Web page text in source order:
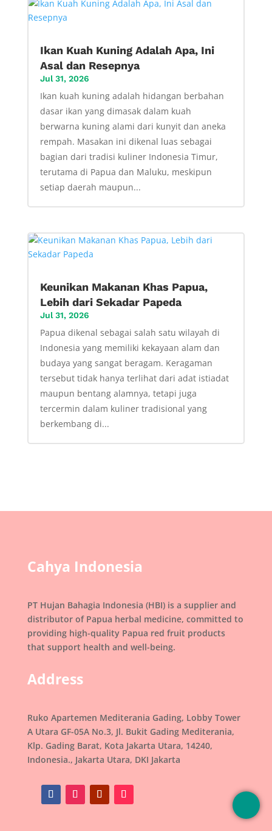
Ikan Kuah Kuning Adalah Apa, Ini
Asal dan Resepnya
Jul 31, 2026
Ikan kuah kuning adalah hidangan berbahan
dasar ikan yang dimasak dalam kuah
berwarna kuning alami dari kunyit dan aneka
rempah. Masakan ini dikenal luas sebagai
bagian dari tradisi kuliner Indonesia Timur,
terutama di Papua dan Maluku, meskipun
setiap daerah maupun...
Keunikan Makanan Khas Papua,
Lebih dari Sekadar Papeda
Jul 31, 2026
Papua dikenal sebagai salah satu wilayah di
Indonesia yang memiliki kekayaan alam dan
budaya yang sangat beragam. Keragaman
tersebut tidak hanya terlihat dari adat istiadat
maupun bentang alamnya, tetapi juga
tercermin dalam kuliner tradisional yang
berkembang di...
Cahya Indonesia
PT Hujan Bahagia Indonesia (HBI) is a supplier and
distributor of Papua herbal medicine, committed to
providing high-quality Papua red fruit products
that support health and well-being.
Address
Ruko Apartemen Mediterania Gading, Lobby Tower
A Utara GF-05A No.3, Jl. Bukit Gading Mediterania,
Klp. Gading Barat, Kota Jakarta Utara, 14240,
Indonesia., Jakarta Utara, DKI Jakarta